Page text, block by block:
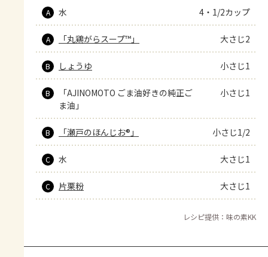
A 水 4・1/2カップ
A 「丸鶏がらスープ™」 大さじ2
B しょうゆ 小さじ1
B
「AJINOMOTO ごま油好きの純正ご
ま油」
小さじ1
B 「瀬戸のほんじお®」 小さじ1/2
C 水 大さじ1
C 片栗粉 大さじ1
レシピ提供：味の素KK